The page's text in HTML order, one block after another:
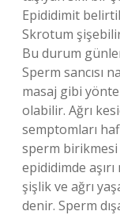
Epididimit
Skrotum
Bu durum
Sperm sancısı
masaj gibi
olabilir. Ağrı
semptomları
sperm birikmesi
epididimde
şişlik ve ağrı
denir. Sperm